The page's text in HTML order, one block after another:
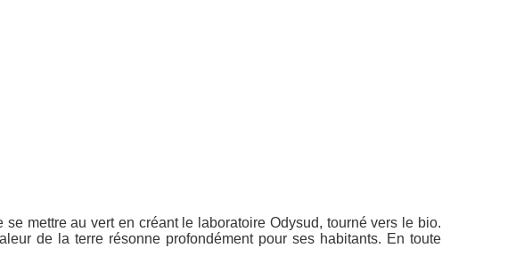
mettre au vert en créant le laboratoire Odysud, tourné vers le bio.
de la terre résonne profondément pour ses habitants. En toute